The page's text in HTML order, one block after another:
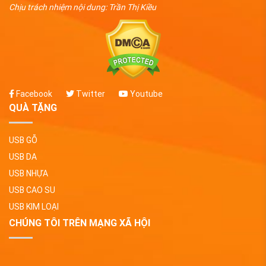
Chịu trách nhiệm nội dung: Trần Thị Kiều
Facebook Twitter Youtube
QUÀ TẶNG
USB GỖ
USB DA
USB NHỰA
USB CAO SU
USB KIM LOẠI
CHÚNG TÔI TRÊN MẠNG XÃ HỘI